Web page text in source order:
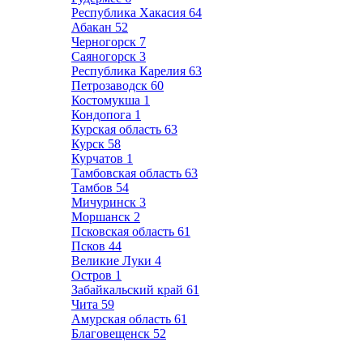
Республика Хакасия 64
Абакан 52
Черногорск 7
Саяногорск 3
Республика Карелия 63
Петрозаводск 60
Костомукша 1
Кондопога 1
Курская область 63
Курск 58
Курчатов 1
Тамбовская область 63
Тамбов 54
Мичуринск 3
Моршанск 2
Псковская область 61
Псков 44
Великие Луки 4
Остров 1
Забайкальский край 61
Чита 59
Амурская область 61
Благовещенск 52